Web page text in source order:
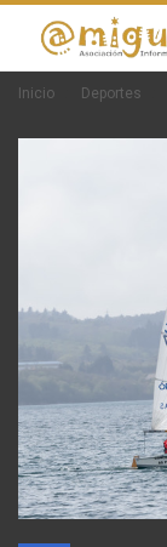
Inicio Deportes